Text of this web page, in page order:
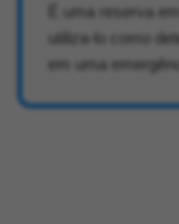
É uma reserva
utiliza-lo como
em uma